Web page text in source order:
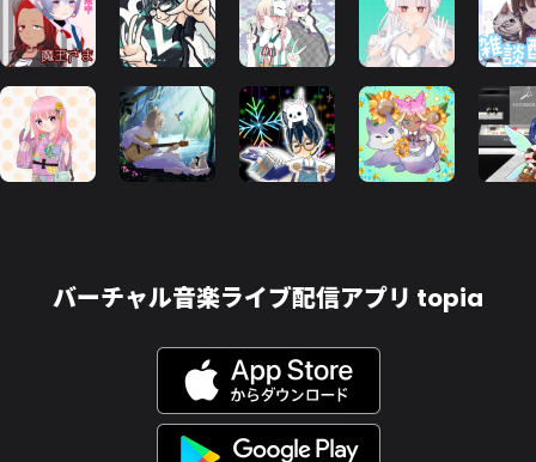
バーチャル音楽ライブ配信アプリ topia